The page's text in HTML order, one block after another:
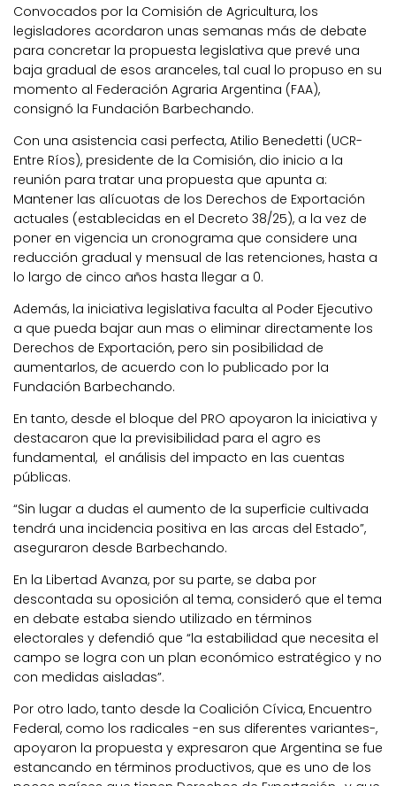
Convocados por la Comisión de Agricultura, los
legisladores acordaron unas semanas más de debate
para concretar la propuesta legislativa que prevé una
baja gradual de esos aranceles, tal cual lo propuso en su
momento al Federación Agraria Argentina (FAA),
consignó la Fundación Barbechando.
Con una asistencia casi perfecta, Atilio Benedetti (UCR-
Entre Ríos), presidente de la Comisión, dio inicio a la
reunión para tratar una propuesta que apunta a:
Mantener las alícuotas de los Derechos de Exportación
actuales (establecidas en el Decreto 38/25), a la vez de
poner en vigencia un cronograma que considere una
reducción gradual y mensual de las retenciones, hasta a
lo largo de cinco años hasta llegar a 0.
Además, la iniciativa legislativa faculta al Poder Ejecutivo
a que pueda bajar aun mas o eliminar directamente los
Derechos de Exportación, pero sin posibilidad de
aumentarlos, de acuerdo con lo publicado por la
Fundación Barbechando.
En tanto, desde el bloque del PRO apoyaron la iniciativa y
destacaron que la previsibilidad para el agro es
fundamental, el análisis del impacto en las cuentas
públicas.
“Sin lugar a dudas el aumento de la superficie cultivada
tendrá una incidencia positiva en las arcas del Estado”,
aseguraron desde Barbechando.
En la Libertad Avanza, por su parte, se daba por
descontada su oposición al tema, consideró que el tema
en debate estaba siendo utilizado en términos
electorales y defendió que “la estabilidad que necesita el
campo se logra con un plan económico estratégico y no
con medidas aisladas”.
Por otro lado, tanto desde la Coalición Cívica, Encuentro
Federal, como los radicales -en sus diferentes variantes-,
apoyaron la propuesta y expresaron que Argentina se fue
estancando en términos productivos, que es uno de los